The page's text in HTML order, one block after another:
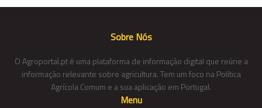
Sobre Nós
O Agroportal.pt é uma plataforma de informação digital que reúne a
informação relevante sobre agricultura. Tem um foco na Política
Agrícola Comum e a sua aplicação em Portugal.
Menu